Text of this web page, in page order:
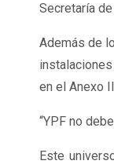
Secretaría
Además de
en el Anexo
“YPF no
Este